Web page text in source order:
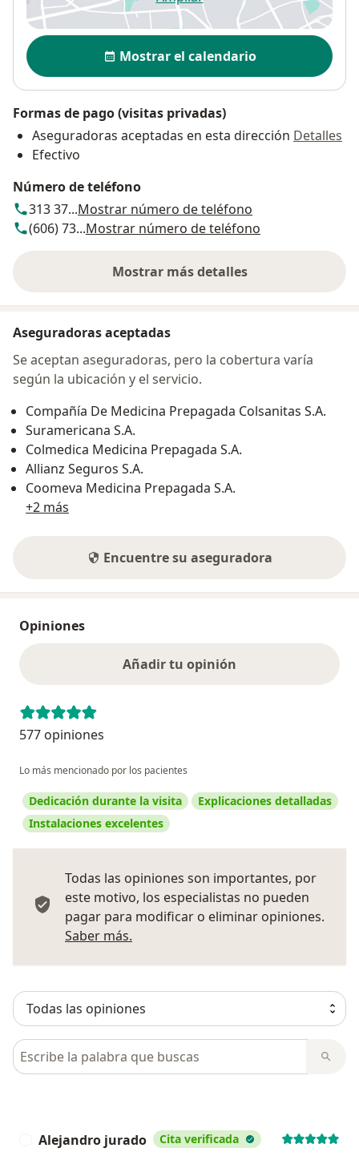
se abre en una nueva
Disponibilidad
Mostrar el calendario
Formas de pago (visitas privadas)
Aseguradoras aceptadas en esta dirección Detalles
Efectivo
Número de teléfono
313 37...Mostrar número de teléfono
(606) 73...Mostrar número de teléfono
Mostrar más detalles
sobre la dirección
Aseguradoras aceptadas
Se aceptan aseguradoras, pero la cobertura varía
según la ubicación y el servicio.
Compañía De Medicina Prepagada Colsanitas S.A.
Suramericana S.A.
Colmedica Medicina Prepagada S.A.
Allianz Seguros S.A.
Coomeva Medicina Prepagada S.A.
+2 más
Encuentre su aseguradora
Opiniones
Añadir tu opinión
577 opiniones
Lo más mencionado por los pacientes
Dedicación durante la visita
Explicaciones detalladas
Instalaciones excelentes
Todas las opiniones son importantes, por
este motivo, los especialistas no pueden
pagar para modificar o eliminar opiniones.
Saber más.
Busca en opiniones
Alejandro jurado Cita verificada